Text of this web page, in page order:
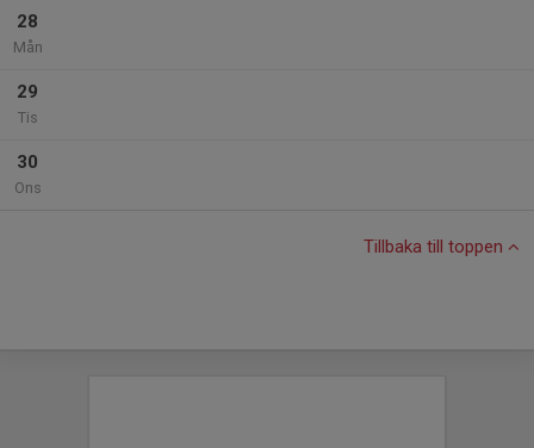
28
Mån
29
Tis
30
Ons
Tillbaka till toppen